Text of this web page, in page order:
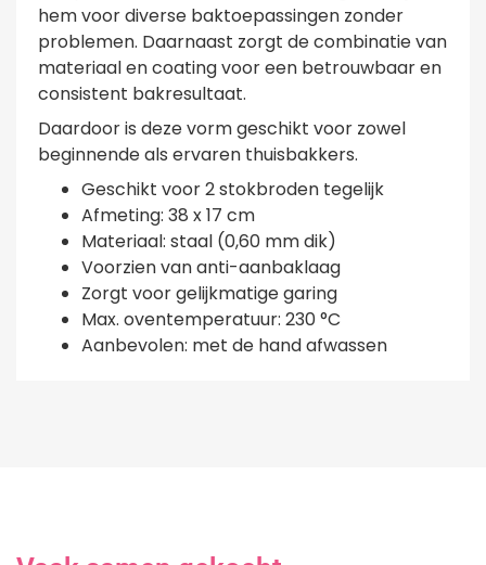
hem voor diverse baktoepassingen zonder
problemen. Daarnaast zorgt de combinatie van
materiaal en coating voor een betrouwbaar en
consistent bakresultaat.
Daardoor is deze vorm geschikt voor zowel
beginnende als ervaren thuisbakkers.
Geschikt voor 2 stokbroden tegelijk
Afmeting: 38 x 17 cm
Materiaal: staal (0,60 mm dik)
Voorzien van anti-aanbaklaag
Zorgt voor gelijkmatige garing
Max. oventemperatuur: 230 °C
Aanbevolen: met de hand afwassen